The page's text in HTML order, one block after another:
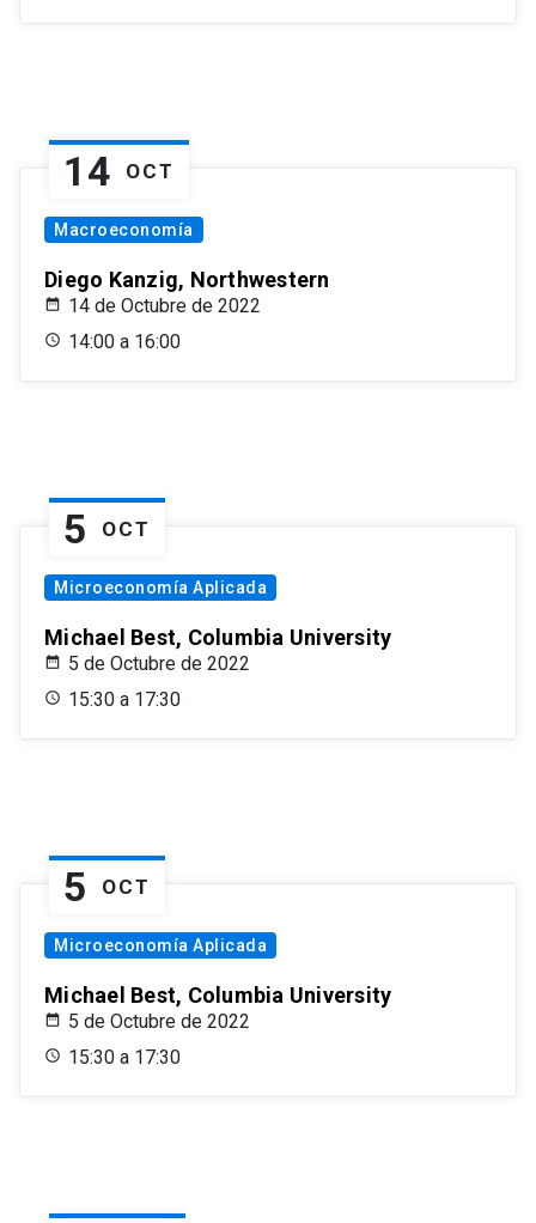
14 OCT
Macroeconomía
Diego Kanzig, Northwestern
14 de Octubre de 2022
14:00 a 16:00
5 OCT
Microeconomía Aplicada
Michael Best, Columbia University
5 de Octubre de 2022
15:30 a 17:30
5 OCT
Microeconomía Aplicada
Michael Best, Columbia University
5 de Octubre de 2022
15:30 a 17:30